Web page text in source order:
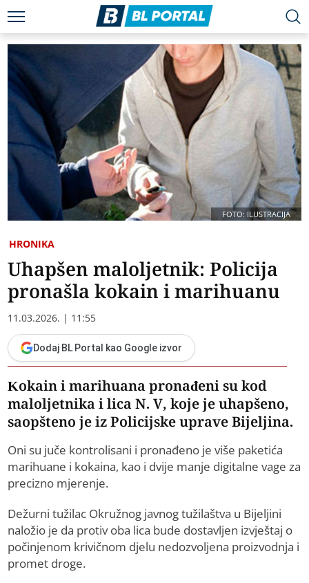
FOTO: ILUSTRACIJA
HRONIKA
Uhapšen maloljetnik: Policija
pronašla kokain i marihuanu
11.03.2026. | 11:55
Dodaj BL Portal kao Google izvor
Kokain i marihuana pronađeni su kod
maloljetnika i lica N. V, koje je uhapšeno,
saopšteno je iz Policijske uprave Bijeljina.
Oni su juče kontrolisani i pronađeno je više paketića
marihuane i kokaina, kao i dvije manje digitalne vage za
precizno mjerenje.
Dežurni tužilac Okružnog javnog tužilaštva u Bijeljini
naložio je da protiv oba lica bude dostavljen izvještaj o
počinjenom krivičnom djelu nedozvoljena proizvodnja i
promet droge.